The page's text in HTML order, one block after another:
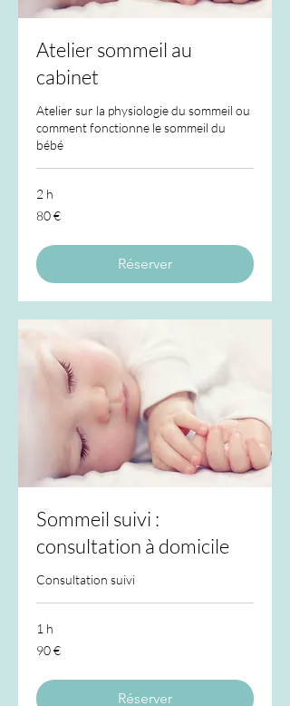
Atelier sommeil au
cabinet
Atelier sur la physiologie du sommeil ou
comment fonctionne le sommeil du
bébé
2 h
80
euros
80 €
Réserver
Sommeil suivi :
consultation à domicile
Consultation suivi
1 h
90
euros
90 €
Réserver